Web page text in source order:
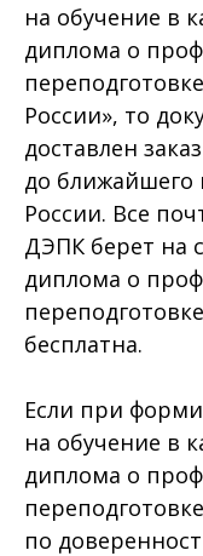
на обучение в
диплома о
России», то
доставлен
до ближайшего
России. Все
ДЭПК берет на
диплома о
бесплатна.
Если при
на обучение в
диплома о
по